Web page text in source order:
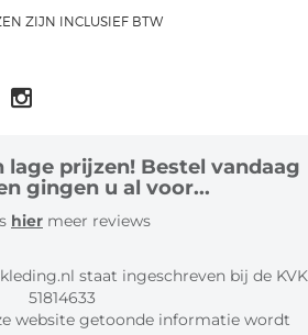
ZIJN INCLUSIEF BTW
prijzen! Bestel vandaag
gingen u al voor...
hier meer reviews
staat ingeschreven bij de KVK
51814633
website getoonde informatie wordt